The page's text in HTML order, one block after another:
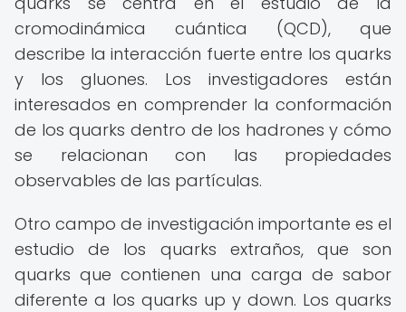
cromodinámica cuántica (QCD), que
describe la interacción fuerte entre los quarks
y los gluones. Los investigadores están
interesados en comprender la conformación
de los quarks dentro de los hadrones y cómo
se relacionan con las propiedades
observables de las partículas.
Otro campo de investigación importante es el
estudio de los quarks extraños, que son
quarks que contienen una carga de sabor
diferente a los quarks up y down. Los quarks